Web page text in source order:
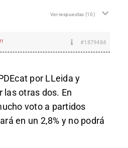
Ver respuestas (10)
#1879484
por LLeida y
las otras dos. En
voto a partidos
en un 2,8% y no podrá